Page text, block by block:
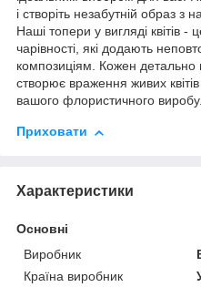
і створіть незабутній образ
Наші топери у вигляді квітів
чарівності, які додають
композиціям. Кожен детально
створює враження живих
вашого флористичного виробу.
Приховати
Характеристики
Основні
Виробник
Країна виробник